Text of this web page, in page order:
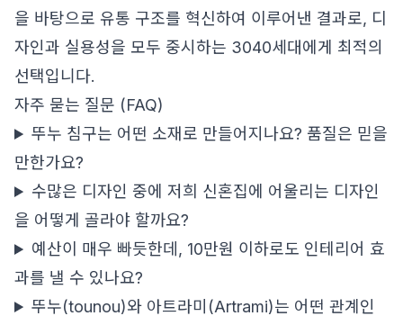
을 바탕으로 유통 구조를 혁신하여 이루어낸 결과로, 디
자인과 실용성을 모두 중시하는 3040세대에게 최적의
선택입니다.
자주 묻는 질문 (FAQ)
뚜누 침구는 어떤 소재로 만들어지나요? 품질은 믿을
만한가요?
수많은 디자인 중에 저희 신혼집에 어울리는 디자인
을 어떻게 골라야 할까요?
예산이 매우 빠듯한데, 10만원 이하로도 인테리어 효
과를 낼 수 있나요?
뚜누(tounou)와 아트라미(Artrami)는 어떤 관계인